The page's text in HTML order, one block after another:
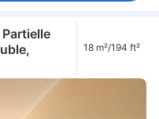
18 m²/194 ft²